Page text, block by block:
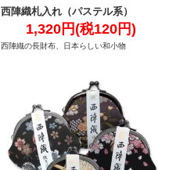
西陣織札入れ（パステル系）
1,320円(税120円)
西陣織の長財布、日本らしい和小物